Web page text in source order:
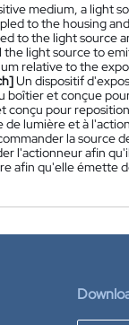
medium, a light
to the housing
to the light source
light source to
relative to the
Un dispositif
boîtier et conçue
conçu pour
lumière et à
la source
l'actionneur afin
afin qu'elle émette